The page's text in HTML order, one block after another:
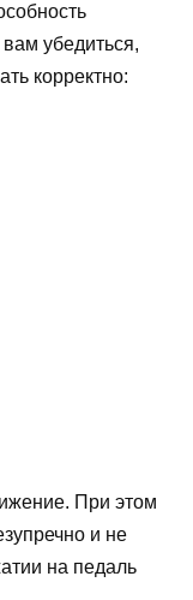
убедиться,
корректно:
При этом
и не
на педаль